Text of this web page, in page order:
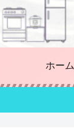
ホーム